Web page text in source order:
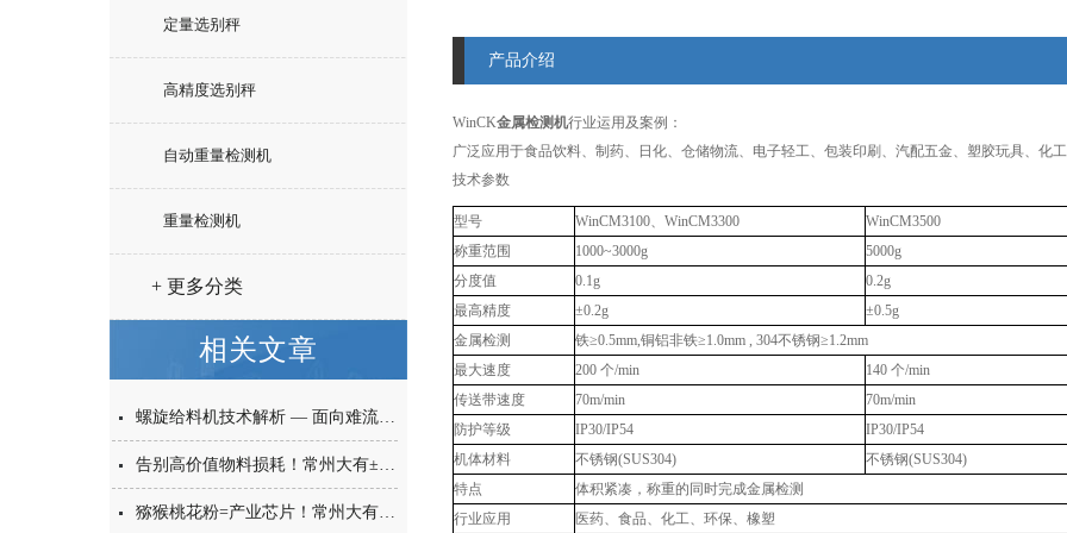
定量选别秤
高精度选别秤
自动重量检测机
重量检测机
+ 更多分类
相关文章
螺旋给料机技术解析 — 面向难流动性粉体的微量高精度称重给料解决方案
告别高价值物料损耗！常州大有±0.001g西林瓶分装，让每一毫克都物尽其用
猕猴桃花粉=产业芯片！常州大有花粉分装机，守住每一克“植物黄金”的价值
产品介绍
WinCK金属检测机行业运用及案例：
广泛应用于食品饮料、制药、日化、仓储物流、电子轻工、包装印刷、汽配五金、塑胶玩具、化
技术参数
型号 WinCM3100、WinCM3300
WinCM3500
称重范围
1000~3000g
5000g
分度值
0.1g
0.2g
最高精度
±0.2g
±0.5g
金属检测
铁≥0.5mm,铜铝非铁≥1.0mm , 304不锈钢≥1.2mm
最大速度
200 个/min
140 个/min
传送带速度
70m/min
70m/min
防护等级
IP30/IP54
IP30/IP54
机体材料
不锈钢(SUS304)
不锈钢(SUS304)
特点
体积紧凑，称重的同时完成金属检测
行业应用
医药、食品、化工、环保、橡塑